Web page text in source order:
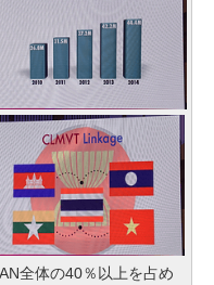
全体の40％以上を占め